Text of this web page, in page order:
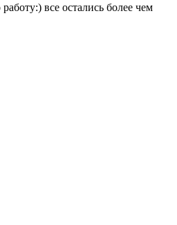
все остались более чем